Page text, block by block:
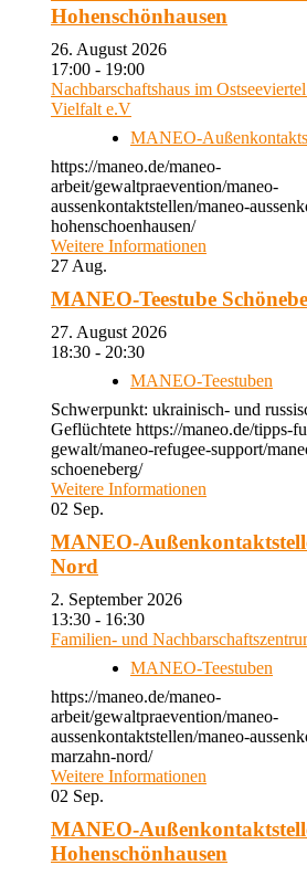
Hohenschönhausen
26. August 2026
17:00 - 19:00
Nachbarschaftshaus im
Vielfalt e.V
MANEO-
https://maneo.de/maneo-
arbeit/gewaltpraevention/maneo-
aussenkontaktstellen/maneo-
hohenschoenhausen/
Weitere Informationen
27 Aug.
MANEO-Teestube
27. August 2026
18:30 - 20:30
MANEO-Teestuben
Schwerpunkt: ukrainisch- und
Geflüchtete https://maneo.de/tipps-
gewalt/maneo-refugee-support/
schoeneberg/
Weitere Informationen
02 Sep.
MANEO-
Nord
2. September 2026
13:30 - 16:30
Familien- und
MANEO-Teestuben
https://maneo.de/maneo-
arbeit/gewaltpraevention/maneo-
aussenkontaktstellen/maneo-
marzahn-nord/
Weitere Informationen
02 Sep.
MANEO-
Hohenschönhausen